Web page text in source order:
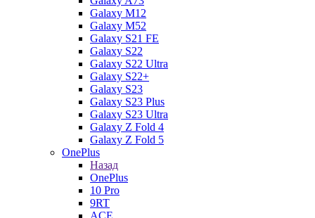
Galaxy M12
Galaxy M52
Galaxy S21 FE
Galaxy S22
Galaxy S22 Ultra
Galaxy S22+
Galaxy S23
Galaxy S23 Plus
Galaxy S23 Ultra
Galaxy Z Fold 4
Galaxy Z Fold 5
OnePlus
Назад
OnePlus
10 Pro
9RT
ACE